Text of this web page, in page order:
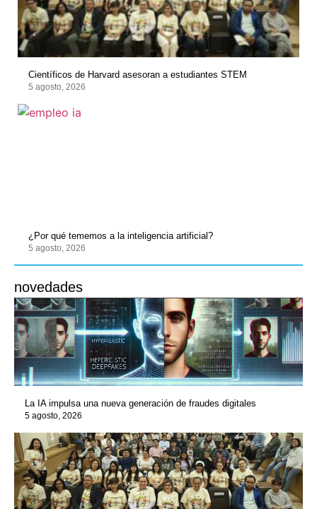
Científicos de Harvard asesoran a estudiantes STEM
5 agosto, 2026
¿Por qué tememos a la inteligencia artificial?
5 agosto, 2026
novedades
La IA impulsa una nueva generación de fraudes digitales
5 agosto, 2026